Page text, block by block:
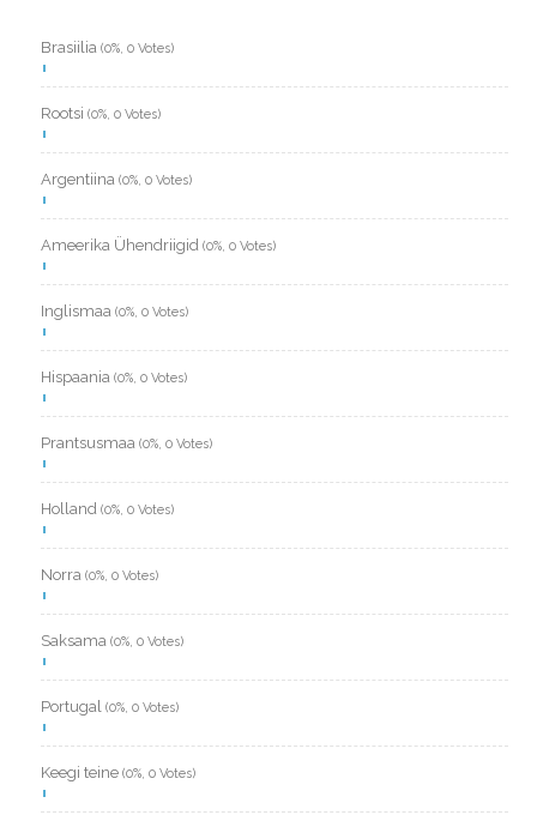
Brasiilia (0%, 0 Votes)
Rootsi (0%, 0 Votes)
Argentiina (0%, 0 Votes)
Ameerika Ühendriigid (0%, 0 Votes)
Inglismaa (0%, 0 Votes)
Hispaania (0%, 0 Votes)
Prantsusmaa (0%, 0 Votes)
Holland (0%, 0 Votes)
Norra (0%, 0 Votes)
Saksama (0%, 0 Votes)
Portugal (0%, 0 Votes)
Keegi teine (0%, 0 Votes)